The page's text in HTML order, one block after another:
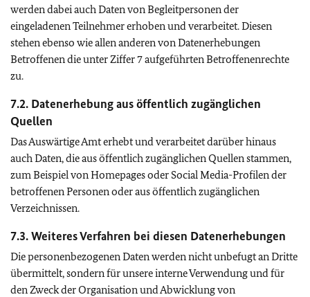
werden dabei auch Daten von Begleitpersonen der
eingeladenen Teilnehmer erhoben und verarbeitet. Diesen
stehen ebenso wie allen anderen von Datenerhebungen
Betroffenen die unter Ziffer 7 aufgeführten Betroffenenrechte
zu.
7.2. Datenerhebung aus öffentlich zugänglichen
Quellen
Das Auswärtige Amt erhebt und verarbeitet darüber hinaus
auch Daten, die aus öffentlich zugänglichen Quellen stammen,
zum Beispiel von Homepages oder Social Media-Profilen der
betroffenen Personen oder aus öffentlich zugänglichen
Verzeichnissen.
7.3. Weiteres Verfahren bei diesen Datenerhebungen
Die personenbezogenen Daten werden nicht unbefugt an Dritte
übermittelt, sondern für unsere interne Verwendung und für
den Zweck der Organisation und Abwicklung von